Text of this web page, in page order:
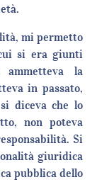
mi permetto
si era giunti
la
in passato,
diceva che lo
non poteva
Si
giuridica
pubblica dello